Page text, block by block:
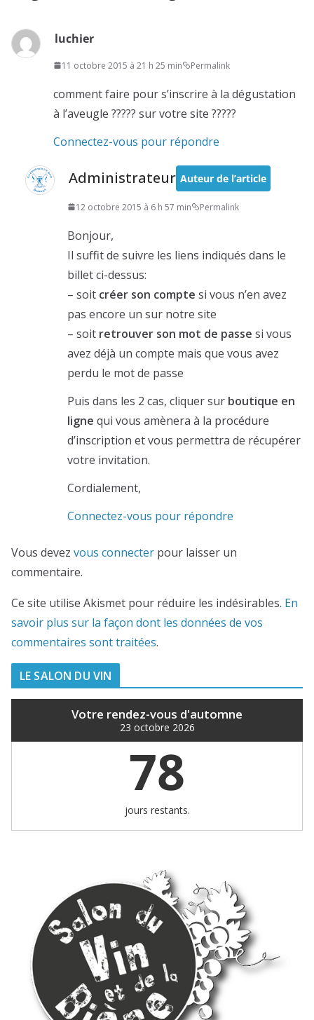
luchier
11 octobre 2015 à 21 h 25 min Permalink
comment faire pour s’inscrire à la dégustation
à l’aveugle ????? sur votre site ?????
Connectez-vous pour répondre
Administrateur Auteur de l’article
12 octobre 2015 à 6 h 57 min Permalink
Bonjour,
Il suffit de suivre les liens indiqués dans le
billet ci-dessus:
– soit créer son compte si vous n’en avez
pas encore un sur notre site
– soit retrouver son mot de passe si vous
avez déjà un compte mais que vous avez
perdu le mot de passe
Puis dans les 2 cas, cliquer sur boutique en
ligne qui vous amènera à la procédure
d’inscription et vous permettra de récupérer
votre invitation.
Cordialement,
Connectez-vous pour répondre
Vous devez vous connecter pour laisser un
commentaire.
Ce site utilise Akismet pour réduire les indésirables. En
savoir plus sur la façon dont les données de vos
commentaires sont traitées.
LE SALON DU VIN
Votre rendez-vous d'automne
23 octobre 2026
78
jours restants.